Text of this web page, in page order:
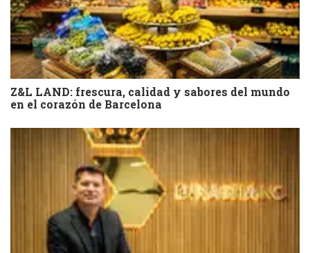
Z&L LAND: frescura, calidad y sabores del mundo
en el corazón de Barcelona